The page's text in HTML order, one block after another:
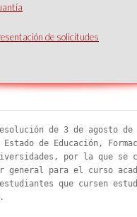
de solicitudes
de 3 de agosto de
de Educación,
por la que se
general para el curso
que cursen